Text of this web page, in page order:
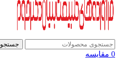
جستجو
0 مقایسه